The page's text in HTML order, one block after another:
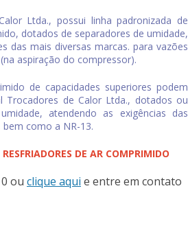
Ltda., possui linha padronizada de
, dotados de separadores de umidade,
das mais diversas marcas. para vazões
aspiração do compressor).
de capacidades superiores podem
Trocadores de Calor Ltda., dotados ou
atendendo as exigências das
bem como a NR-13.
DE AR COMPRIMIDO
ou clique aqui e entre em contato